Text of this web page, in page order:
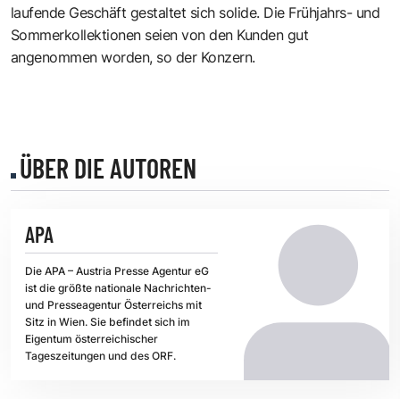
laufende Geschäft gestaltet sich solide. Die Frühjahrs- und
Sommerkollektionen seien von den Kunden gut
angenommen worden, so der Konzern.
ÜBER DIE AUTOREN
APA
Die APA – Austria Presse Agentur eG
ist die größte nationale Nachrichten-
und Presseagentur Österreichs mit
Sitz in Wien. Sie befindet sich im
Eigentum österreichischer
Tageszeitungen und des ORF.